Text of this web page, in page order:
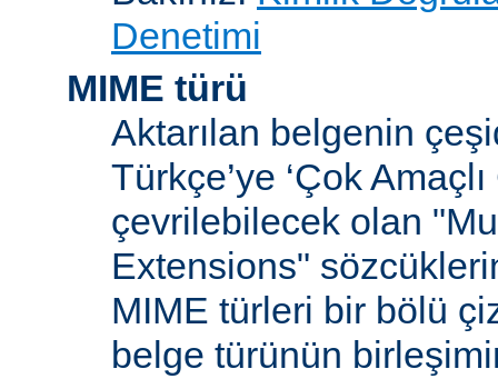
Denetimi
MIME türü
Aktarılan belgenin
Türkçe’ye ‘Çok
çevrilebilecek olan
Extensions"
MIME türleri bir bölü
belge türünün